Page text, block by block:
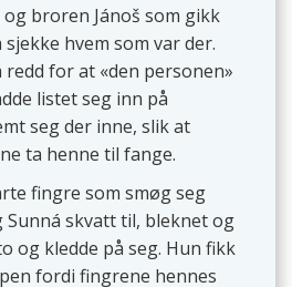
broren Jánoš som gikk
hvem som var der.
redd for at «den personen»
listet seg inn på
seg der inne, slik at
ta henne til fange.
fingre som smøg seg
skvatt til, bleknet og
og kledde på seg. Hun fikk
fordi fingrene hennes